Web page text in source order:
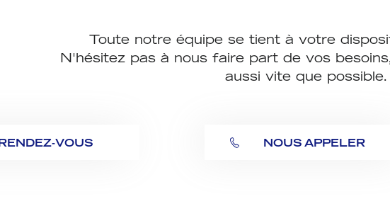
Toute notre équipe se tient à votre
N'hésitez pas à nous faire part de vos
aussi vite que possible.
VOUS NOUS APPELER